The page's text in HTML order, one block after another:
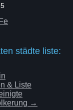
städte liste:
& Liste
→